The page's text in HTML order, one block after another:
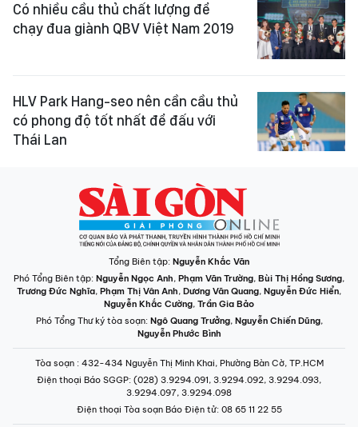
Có nhiều cầu thủ chất lượng để
chạy đua giành QBV Việt Nam 2019
HLV Park Hang-seo nên cần cầu thủ
có phong độ tốt nhất để đấu với
Thái Lan
Tổng Biên tập: Nguyễn Khắc Văn
Phó Tổng Biên tập: Nguyễn Ngọc Anh, Phạm Văn Trường, Bùi Thị Hồng Sương,
Trương Đức Nghĩa, Phạm Thị Vân Anh, Dương Văn Quang, Nguyễn Đức Hiển,
Nguyễn Khắc Cường, Trần Gia Bảo
Phó Tổng Thư ký tòa soạn: Ngô Quang Trưởng, Nguyễn Chiến Dũng,
Nguyễn Phước Bình
Tòa soạn : 432-434 Nguyễn Thị Minh Khai, Phường Bàn Cờ, TP.HCM
Điện thoại Báo SGGP: (028) 3.9294.091, 3.9294.092, 3.9294.093,
3.9294.097, 3.9294.098
Điện thoại Tòa soạn Báo Điện tử: 08 65 11 22 55